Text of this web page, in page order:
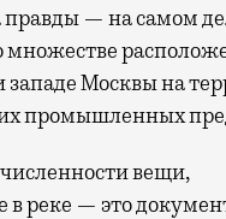
— на самом
множестве
западе Москвы на
промышленных
вещи,
в реке — это